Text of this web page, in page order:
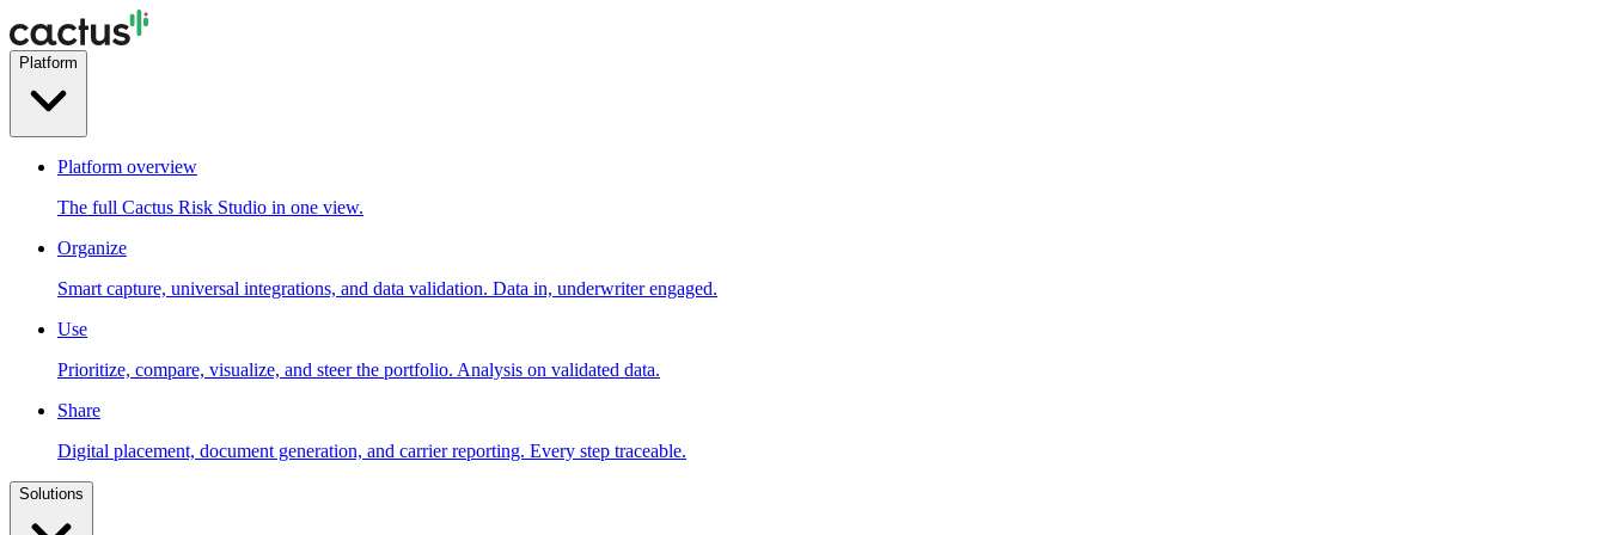
Platform
Platform overview
The full Cactus Risk Studio in one view.
Organize
Smart capture, universal integrations, and data validation. Data in, underwriter engaged.
Use
Prioritize, compare, visualize, and steer the portfolio. Analysis on validated data.
Share
Digital placement, document generation, and carrier reporting. Every step traceable.
Solutions